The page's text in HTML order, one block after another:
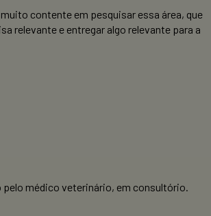
contente em pesquisar essa área, que
relevante e entregar algo relevante para a
pelo médico veterinário, em consultório.